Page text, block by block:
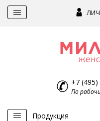
+7
По
Продукция